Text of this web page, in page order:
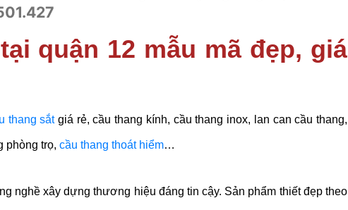
quận 12 mẫu mã đẹp, giá
thang sắtgiá rẻ, cầu thang kính, cầu thang inox, lan can cầu thang,
phòng trọ, cầu thang thoát hiểm…
nghề xây dựng thương hiệu đáng tin cậy. Sản phẩm thiết đẹp theo